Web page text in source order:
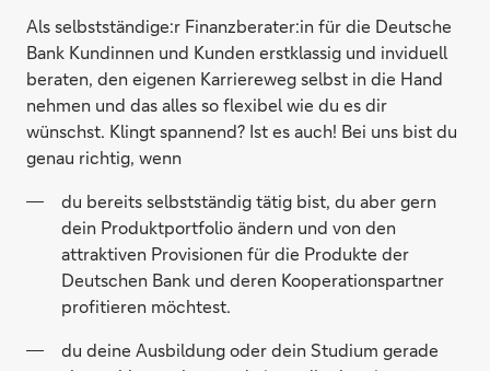
Als selbstständige:r Finanzberater:in für die Deutsche
Bank Kundinnen und Kunden erstklassig und inviduell
beraten, den eigenen Karriereweg selbst in die Hand
nehmen und das alles so flexibel wie du es dir
wünschst. Klingt spannend? Ist es auch! Bei uns bist du
genau richtig, wenn
du bereits selbstständig tätig bist, du aber gern
dein Produktportfolio ändern und von den
attraktiven Provisionen für die Produkte der
Deutschen Bank und deren Kooperationspartner
profitieren möchtest.
du deine Ausbildung oder dein Studium gerade